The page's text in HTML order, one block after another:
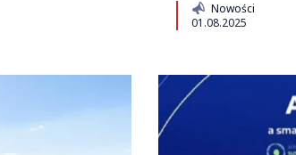
Nowości
01.08.2025